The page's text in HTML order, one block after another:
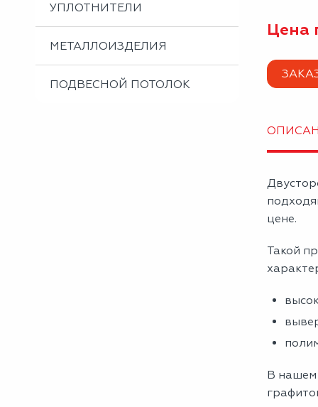
УПЛОТНИТЕЛИ
МЕТАЛЛОИЗДЕЛИЯ
ПОДВЕСНОЙ ПОТОЛОК
Цена
цене.
Такой
В нашем